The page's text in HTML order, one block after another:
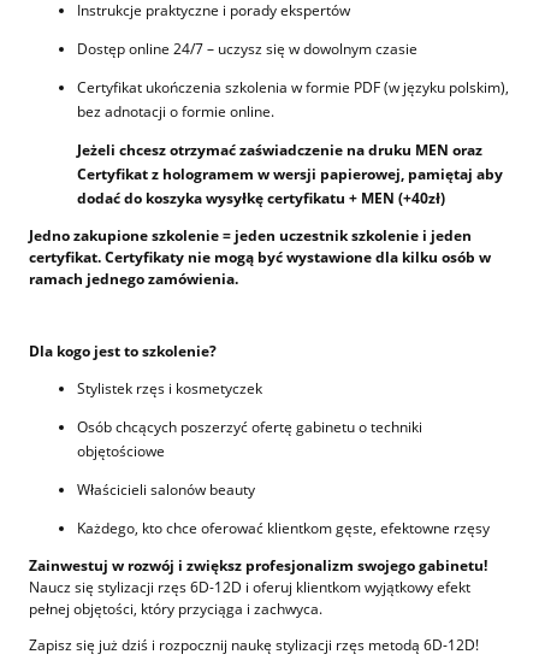
Instrukcje praktyczne i porady ekspertów
Dostęp online 24/7 – uczysz się w dowolnym czasie
Certyfikat ukończenia szkolenia w formie PDF (w języku polskim),
bez adnotacji o formie online.
Jeżeli chcesz otrzymać zaświadczenie na druku MEN oraz
Certyfikat z hologramem w wersji papierowej, pamiętaj aby
dodać do koszyka wysyłkę certyfikatu + MEN (+40zł)
Jedno zakupione szkolenie = jeden uczestnik szkolenie i jeden
certyfikat. Certyfikaty nie mogą być wystawione dla kilku osób w
ramach jednego zamówienia.
Dla kogo jest to szkolenie?
Stylistek rzęs i kosmetyczek
Osób chcących poszerzyć ofertę gabinetu o techniki
objętościowe
Właścicieli salonów beauty
Każdego, kto chce oferować klientkom gęste, efektowne rzęsy
Zainwestuj w rozwój i zwiększ profesjonalizm swojego gabinetu!
Naucz się stylizacji rzęs 6D-12D i oferuj klientkom wyjątkowy efekt
pełnej objętości, który przyciąga i zachwyca.
Zapisz się już dziś i rozpocznij naukę stylizacji rzęs metodą 6D-12D!